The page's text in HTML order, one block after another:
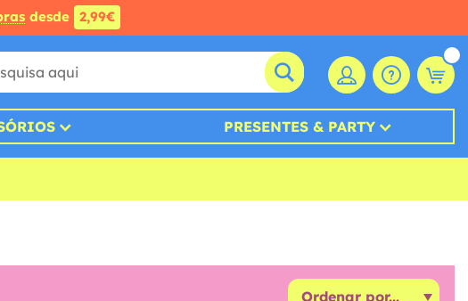
desde 2,99€
PRESENTES & PARTY